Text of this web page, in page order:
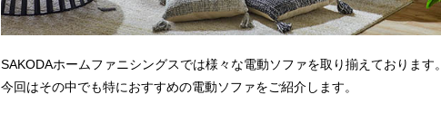
SAKODAホームファニシングスでは様々な電動ソファを取り揃えております。
今回はその中でも特におすすめの電動ソファをご紹介します。